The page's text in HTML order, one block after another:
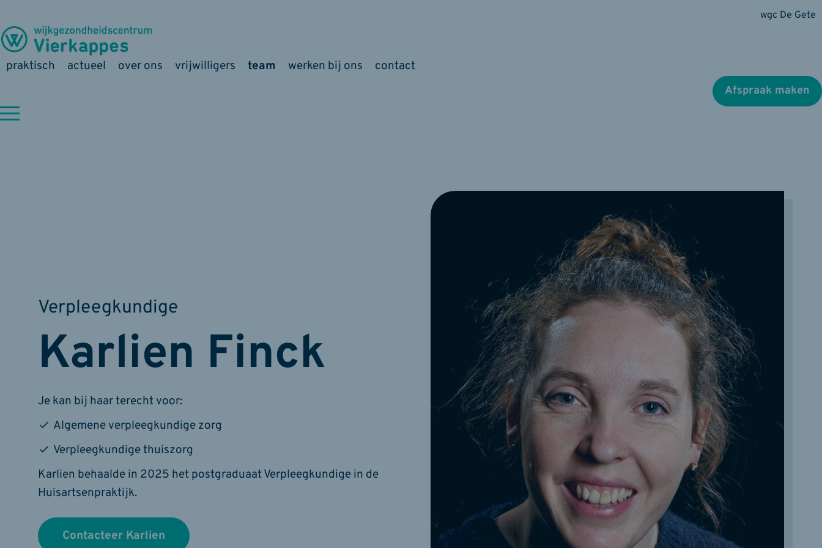
wgc De Gete
praktisch actueel over ons vrijwilligers team werken bij ons contact
Afspraak maken
Verpleegkundige
Karlien Finck
Je kan bij haar terecht voor:
Algemene verpleegkundige zorg
Verpleegkundige thuiszorg
Karlien behaalde in 2025 het postgraduaat Verpleegkundige in de
Huisartsenpraktijk.
Contacteer Karlien